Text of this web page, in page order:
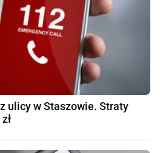
ulicy w Staszowie. Straty